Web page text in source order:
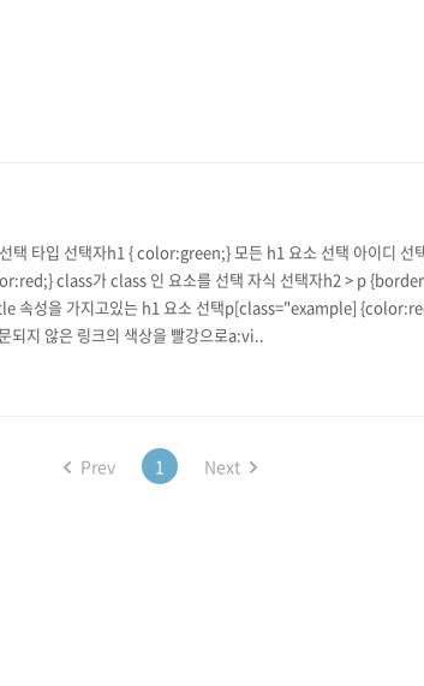
택 타입 선택자h1 { color:green;} 모든 h1 요소 선택 아이디
class가 class 인 요소를 선택 자식 선택자h2 > p
속성을 가지고있는 h1 요소 선택p[class="example]
지 않은 링크의 색상을 빨강으로a:vi..
Prev 1 Next